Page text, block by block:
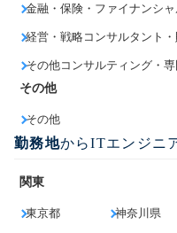
金融・保険・ファイナンシ
経営・戦略コンサルタント
その他コンサルティング・
その他
その他
勤務地からITエンジニ
関東
東京都 神奈川県